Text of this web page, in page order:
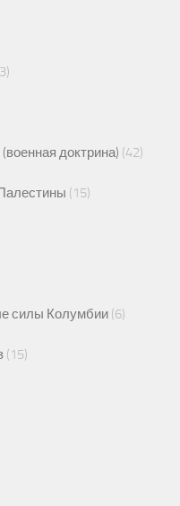
доктрина) (42)
(15)
силы Колумбии (6)
(15)